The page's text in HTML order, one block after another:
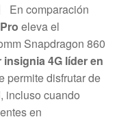
En comparación
eleva el
Snapdragon 860
4G líder en
permite disfrutar de
incluso cuando
en